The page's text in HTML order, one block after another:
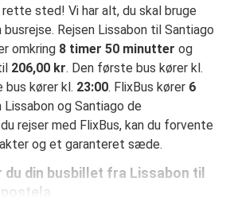
sted! Vi har alt, du skal bruge
Rejsen Lissabon til Santiago
omkring 8 timer 50 minutter og
206,00 kr. Den første bus kører kl.
bus kører kl. 23:00. FlixBus kører 6
og Santiago de
rejser med FlixBus, kan du forvente
og et garanteret sæde.
du din busbillet fra Lissabon til